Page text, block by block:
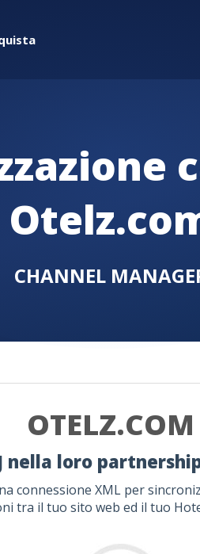
CHANNEL
OTELZ.COM
nella loro
connessione XML per
tra il tuo sito web ed il tuo